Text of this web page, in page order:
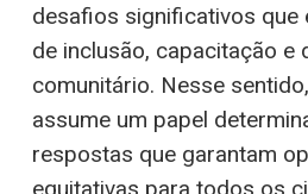
desafios significativos que
de inclusão, capacitação e
comunitário. Nesse
assume um papel
respostas que garantam
equitativas para todos os